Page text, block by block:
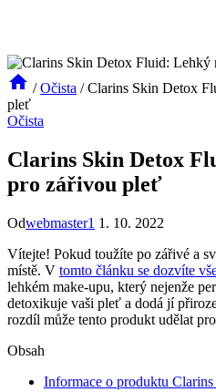
/ Očista / Clarins Skin Detox
pleť
Očista
Clarins Skin Detox
pro zářivou pleť
Odwebmaster1 1. 10. 2022
Vítejte! Pokud toužíte po zářivé a
místě. V tomto článku se dozvíte
lehkém make-upu, který nejenže
detoxikuje vaši pleť a dodá jí
rozdíl může tento produkt udělat
Obsah
Informace o produktu